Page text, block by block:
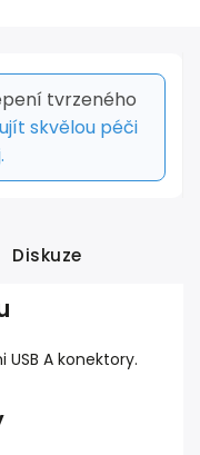
tvrzeného
skvělou péči
Diskuze
A konektory.